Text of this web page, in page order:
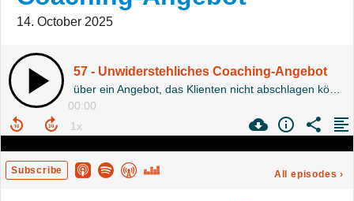
14. October 2025
57 - Unwiderstehliches Coaching-Angebot
00:00
Subscribe All episodes ›